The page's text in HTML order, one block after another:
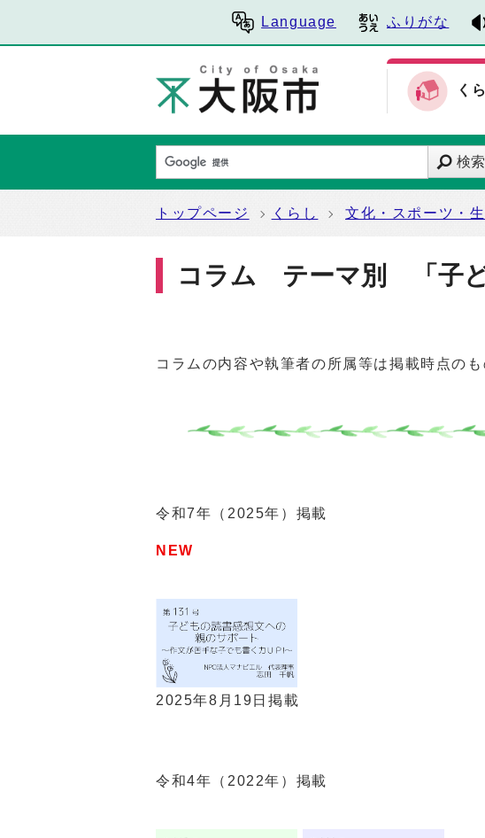
Language ふりがな
く
検索
トップページ くらし 文化・スポーツ・
コラム テーマ別 「子ど
コラムの内容や執筆者の所属等は掲載時点の
令和7年（2025年）掲載
NEW
2025年8月19日掲載
令和4年（2022年）掲載